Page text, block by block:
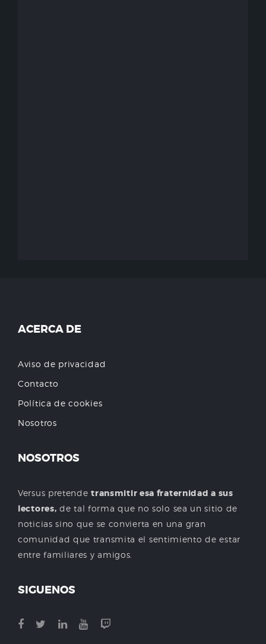
ACERCA DE
Aviso de privacidad
Contacto
Política de cookies
Nosotros
NOSOTROS
Versus pretendetransmitir esa fraternidad a sus
lectores, de tal forma que no solo sea un sitio de
noticias sino que se convierta en una gran
comunidad que transmita el sentimiento de estar
entre familiares y amigos.
SIGUENOS